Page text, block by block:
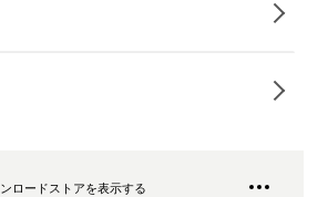
ロードストアを表示する